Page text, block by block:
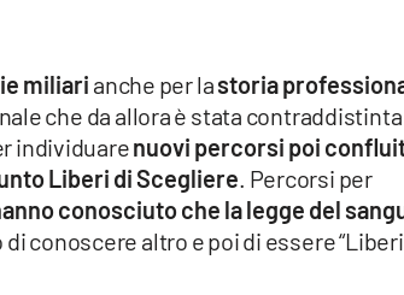
miliari anche per lastoria
che da allora è stata contraddistinta
individuarenuovi percorsi poi
Liberi di Scegliere. Percorsi per
conosciuto che la legge del
conoscere altro e poi di essere